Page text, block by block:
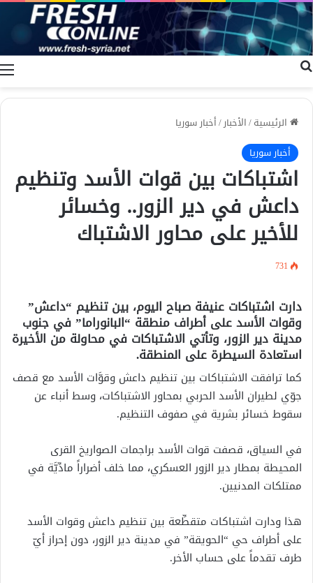
الرئيسية/الأخبار/أخبار سوريا
أخبار سوريا
اشتباكات بين قوات الأسد وتنظيم
داعش في دير الزور.. وخسائر
للأخير على محاور الاشتباك
731
دارت اشتباكات عنيفة صباح اليوم، بين تنظيم “داعش”
وقوات الأسد على أطراف منطقة “البانوراما” في جنوب
مدينة دير الزور، وتأتي الاشتباكات في محاولة من الأخيرة
استعادة السيطرة على المنطقة.
كما ترافقت الاشتباكات بين تنظيم داعش وقوَّات الأسد مع قصف
جوّي لطيران الأسد الحربي بمحاور الاشتباكات، وسط أنباء عن
سقوط خسائر بشرية في صفوف التنظيم.
في السياق، قصفت قوات الأسد براجمات الصواريخ القرى
المحيطة بمطار دير الزور العسكري، مما خلف أضراراً مادِّيَّة في
ممتلكات المدنيين.
هذا ودارت اشتباكات متقطِّعة بين تنظيم داعش وقوات الأسد
على أطراف حي “الحويقة” في مدينة دير الزور، دون إحراز أيّ
طرف تقدماً على حساب الأخر.